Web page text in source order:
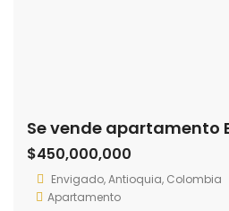
$450,000,000
Envigado, Antioquia, Colombia
Apartamento